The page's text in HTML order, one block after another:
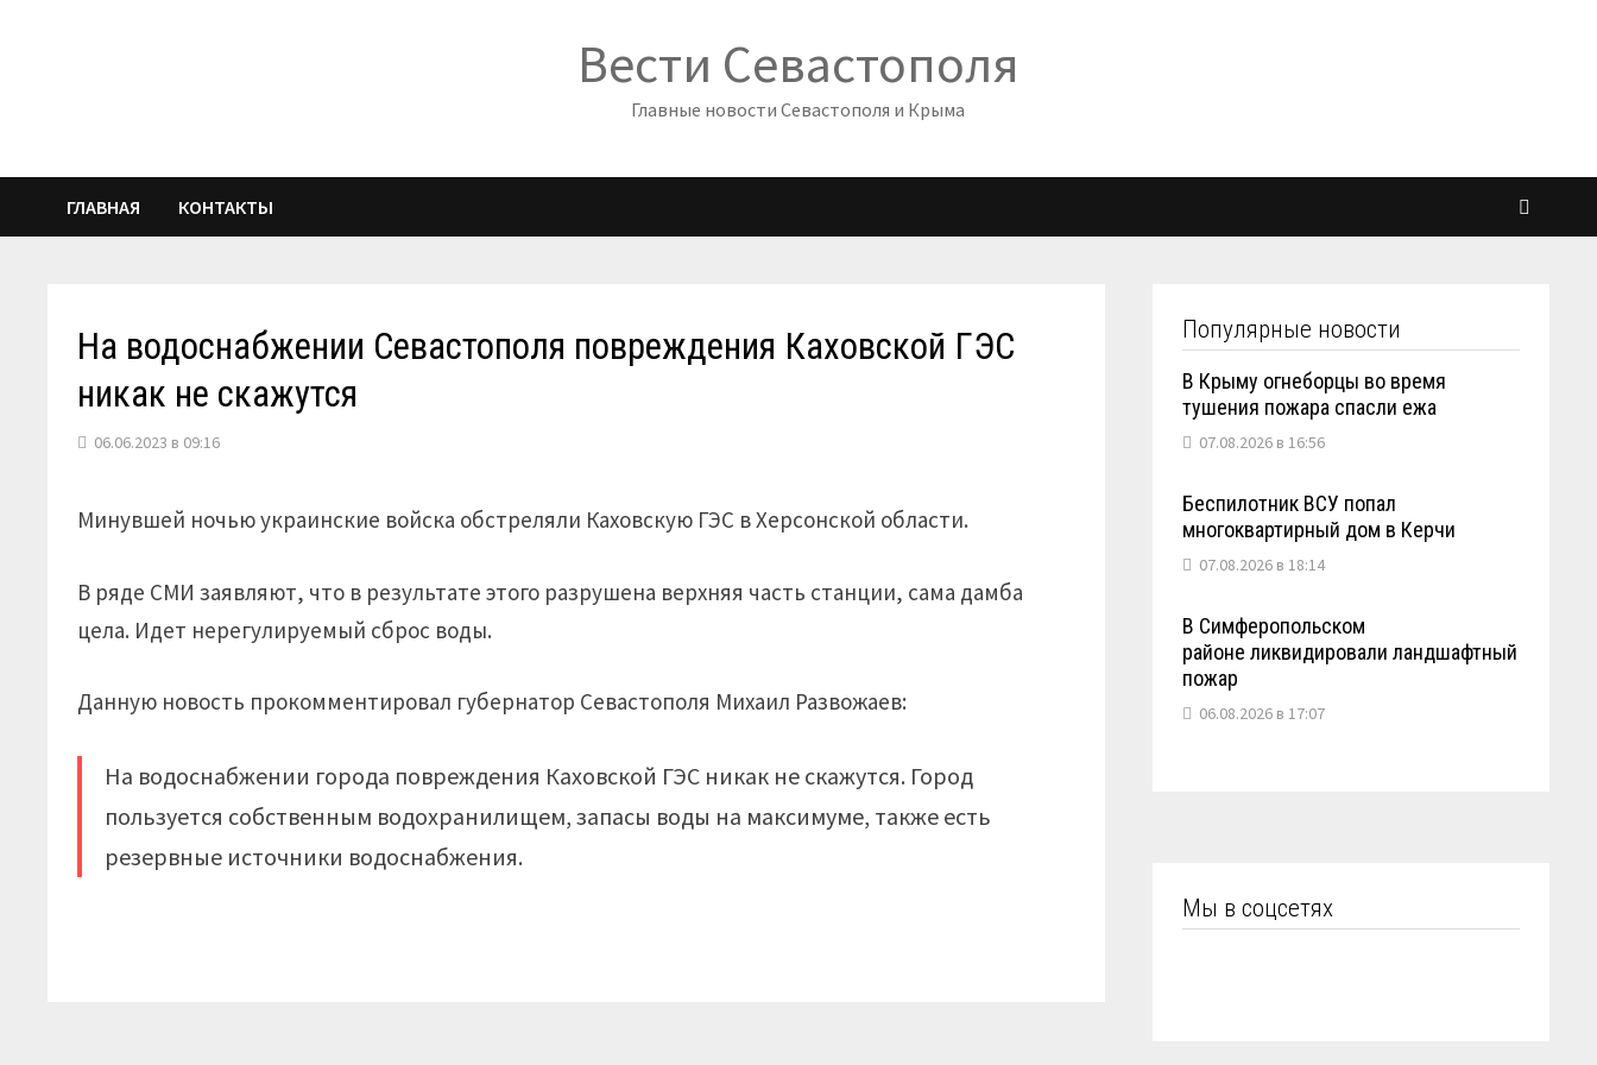
Вести Севастополя
Главные новости Севастополя и Крыма
ГЛАВНАЯ КОНТАКТЫ
На водоснабжении Севастополя повреждения Каховской ГЭС
никак не скажутся
06.06.2023 в 09:16
Минувшей ночью украинские войска обстреляли Каховскую ГЭС в Херсонской области.
В ряде СМИ заявляют, что в результате этого разрушена верхняя часть станции, сама дамба
цела. Идет нерегулируемый сброс воды.
Данную новость прокомментировал губернатор Севастополя Михаил Развожаев:
На водоснабжении города повреждения Каховской ГЭС никак не скажутся. Город
пользуется собственным водохранилищем, запасы воды на максимуме, также есть
резервные источники водоснабжения.
Популярные новости
В Крыму огнеборцы во время
тушения пожара спасли ежа
07.08.2026 в 16:56
Беспилотник ВСУ попал
многоквартирный дом в Керчи
07.08.2026 в 18:14
В Симферопольском
районе ликвидировали ландшафтный
пожар
06.08.2026 в 17:07
Мы в соцсетях